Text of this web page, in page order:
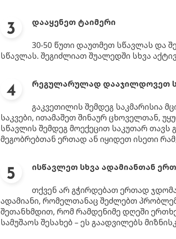
დააყენეთ ტაიმერი
30-50 წუთი დაუთმეთ სწავლას და
სწავლას. შეგიძლიათ შუალედში სხვა
რეგულარულად დააჯილდოვეთ
გაკვეთილის შემდეგ საკმარისია
საკვები, ითამაშეთ შინაურ ცხოველთან,
სწავლის შემდეგ მოექეცით საკუთარ
მეგობრებთან ერთად ან იყიდეთ ისეთი
ისწავლეთ სხვა ადამიანთან
თქვენ არ გჭირდებათ ერთად
ადამიანი, რომელთანაც შეძლებთ
შეთანხმდით, რომ რამდენიმე დღეში
სამუშაოს შესახებ – ეს გაადვილებს